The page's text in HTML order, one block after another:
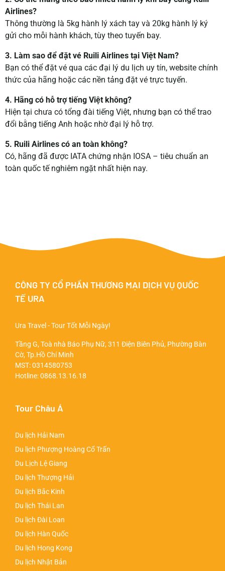
Airlines?
Thông thường là 5kg hành lý xách tay và 20kg hành lý ký
gửi cho mỗi hành khách, tùy theo tuyến bay.
3. Làm sao để đặt vé Ruili Airlines tại Việt Nam?
Bạn có thể đặt vé qua các đại lý du lịch uy tín, website chính
thức của hãng hoặc các nền tảng đặt vé trực tuyến.
4. Hãng có hỗ trợ tiếng Việt không?
Hiện tại chưa có tổng đài tiếng Việt, nhưng bạn có thể trao
đổi bằng tiếng Anh hoặc nhờ đại lý hỗ trợ.
5. Ruili Airlines có an toàn không?
Có, hãng đã được IATA chứng nhận IOSA – tiêu chuẩn an
toàn quốc tế nghiêm ngặt nhất hiện nay.
CÔNG TY CỔ PHẦN THƯƠNG MẠI DỊCH VỤ QUỐC
TẾ URA
Ura Travel - Tour Tốt Mỗi Ngày!
Tầng G, Toà nhà Báo Phụ Nữ, 311 Điện Biên Phủ, Phường Bàn
Cờ, Tp.Hồ Chí Minh
MST: 0314580753
Hotline:0868.13.16.18
Tour Châu Á
Du lịch Hải Nam
Du lịch Phượng Hoàng Cổ Trấn
Du Lịch Lệ Giang
Du lịch Thượng Hải
Du lịch Bắc Kinh
Du lịch Thái Lan
Du lịch Đài Loan
Du lịch Hàn Quốc
Du lịch Hong Kong
Du lịch Nhật Bản